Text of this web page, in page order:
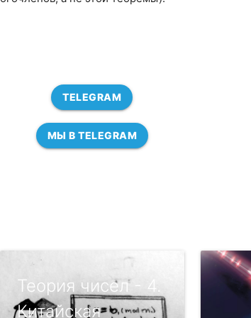
TELEGRAM
МЫ В TELEGRAM
Теория чисел - 4.
Китайская